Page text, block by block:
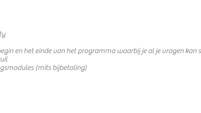
en het einde van het programma waarbij je al je vragen kan
(mits bijbetaling)